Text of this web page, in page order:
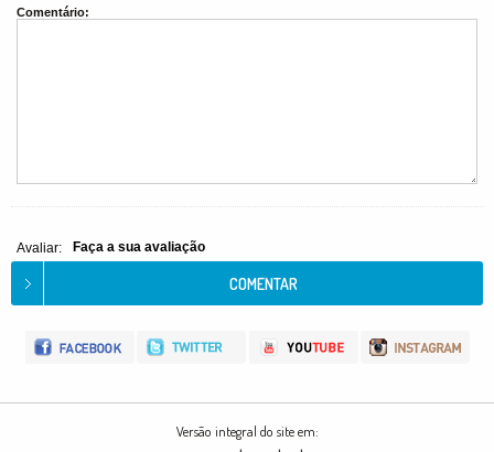
Comentário:
Avaliar: Faça a sua avaliação
Versão integral do site em: